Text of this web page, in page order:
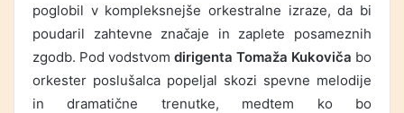
poglobil v kompleksnejše orkestralne izraze, da bi
poudaril zahtevne značaje in zaplete posameznih
zgodb. Pod vodstvom dirigenta Tomaža Kukoviča bo
orkester poslušalca popeljal skozi spevne melodije
in dramatične trenutke, medtem ko bo